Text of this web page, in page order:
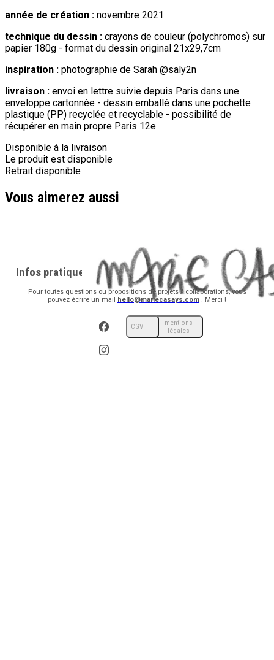
année de création : novembre 2021
technique du dessin : crayons de couleur (polychromos) sur
papier 180g - format du dessin original 21x29,7cm
inspiration : photographie de Sarah @saly2n
livraison : envoi en lettre suivie depuis Paris dans une
enveloppe cartonnée - dessin emballé dans une pochette
plastique (PP) recyclée et recyclable - possibilité de
récupérer en main propre Paris 12e
Disponible à la livraison
Le produit est disponible
Retrait disponible
Vous aimerez aussi
Infos pratiques
Pour toutes questions ou propositions de projets / collaborations, vous
pouvez écrire un mail
hello@mariecasays.com . Merci !
mentions
légales
CGV